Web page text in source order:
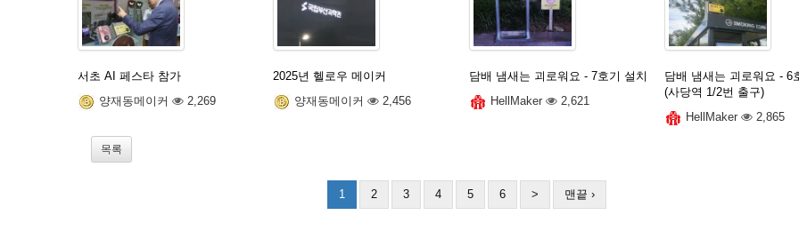
서초 AI 페스타 참가
양재동메이커
2,269
2025년 헬로우 메이커
양재동메이커
2,456
담배 냄새는 괴로워요 - 7호기 설치
HellMaker
2,621
담배 냄새는 괴로워요 - 6
(사당역 1/2번 출구)
HellMaker
2,865
목록
1 2 3 4 5 6 > 맨끝 ›